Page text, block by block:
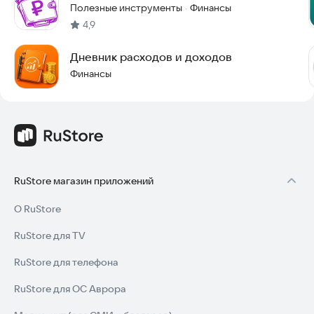
Полезные инструменты · Финансы
4,9
Дневник расходов и доходов
Финансы
RuStore магазин приложений
О RuStore
RuStore для TV
RuStore для телефона
RuStore для ОС Аврора